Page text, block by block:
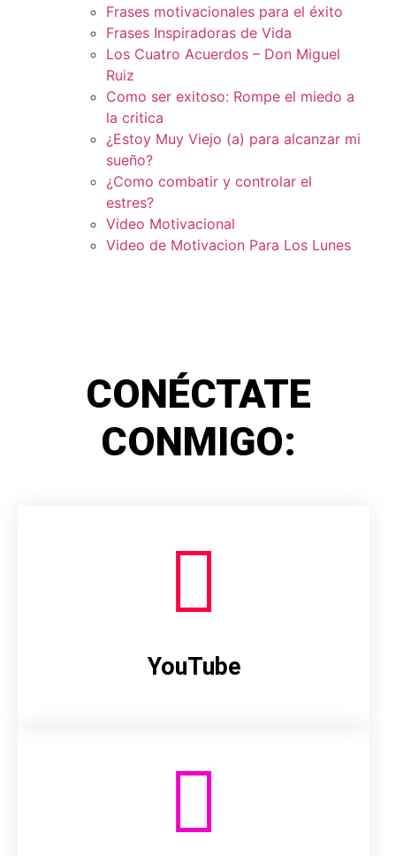
Frases motivacionales para el éxito
Frases Inspiradoras de Vida
Los Cuatro Acuerdos – Don Miguel
Ruiz
Como ser exitoso: Rompe el miedo a
la critica
¿Estoy Muy Viejo (a) para alcanzar mi
sueño?
¿Como combatir y controlar el
estres?
Video Motivacional
Video de Motivacion Para Los Lunes
CONÉCTATE
CONMIGO:
YouTube